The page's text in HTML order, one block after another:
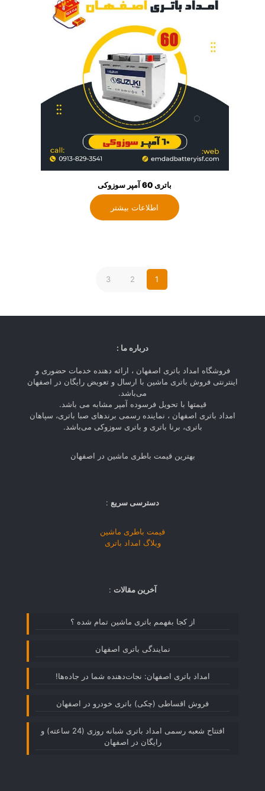
باتری 60 آمپر سوزوکی
اطلاعات بیشتر
1
2
3
درباره ما :
فروشگاه امداد باتری اصفهان ، ارائه دهنده خدمات حضوری و
اینترنتی فروش باتری ماشین با ارسال و تعویض رایگان در اصفهان
می‌باشد.
قیمتها با تحویل فرسوده آمپر مشابه می باشد.
امداد باتری اصفهان ، نماینده رسمی برندهای صبا باتری، سپاهان
باتری، برنا باتری و باتری سوزوکی می‌باشد.
بهترین قیمت باطری ماشین در اصفهان
دسترسی سریع :
قیمت باطری ماشین
وبلاگ امداد باتری
آخرین مقالات :
از کجا بفهمم باتری ماشین تمام شده ؟
نمایندگی باتری اصفهان
امداد باتری اصفهان: نجات‌دهنده شما در جاده‌ها!
فروش اقساطی (چکی) باتری خودرو در اصفهان
افتتاح شعبه رسمی امداد باتری شبانه روزی (24 ساعته) و
رایگان در اصفهان